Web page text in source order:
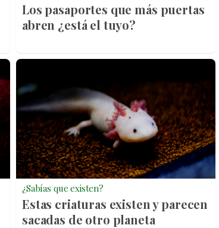
Los pasaportes que más puertas
abren ¿está el tuyo?
¿Sabías que existen?
Estas criaturas existen y parecen
sacadas de otro planeta